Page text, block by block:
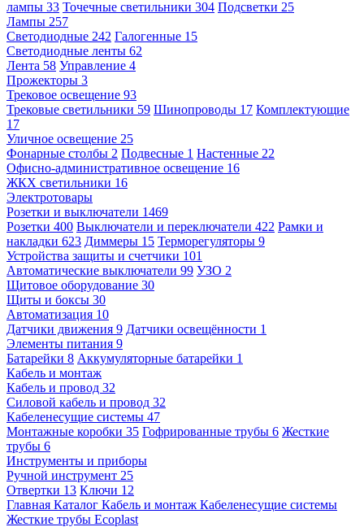
лампы 33 Точечные светильники 304 Подсветки 25
Лампы 257
Светодиодные 242 Галогенные 15
Светодиодные ленты 62
Лента 58 Управление 4
Прожекторы 3
Трековое освещение 93
Трековые светильники 59 Шинопроводы 17 Комплектующие
17
Уличное освещение 25
Фонарные столбы 2 Подвесные 1 Настенные 22
Офисно-административное освещение 16
ЖКХ светильники 16
Электротовары
Розетки и выключатели 1469
Розетки 400 Выключатели и переключатели 422 Рамки и
накладки 623 Диммеры 15 Терморегуляторы 9
Устройства защиты и счетчики 101
Автоматические выключатели 99 УЗО 2
Щитовое оборудование 30
Щиты и боксы 30
Автоматизация 10
Датчики движения 9 Датчики освещённости 1
Элементы питания 9
Батарейки 8 Аккумуляторные батарейки 1
Кабель и монтаж
Кабель и провод 32
Силовой кабель и провод 32
Кабеленесущие системы 47
Монтажные коробки 35 Гофрированные трубы 6 Жесткие
трубы 6
Инструменты и приборы
Ручной инструмент 25
Отвертки 13 Ключи 12
Главная Каталог Кабель и монтаж Кабеленесущие системы
Жесткие трубы Ecoplast